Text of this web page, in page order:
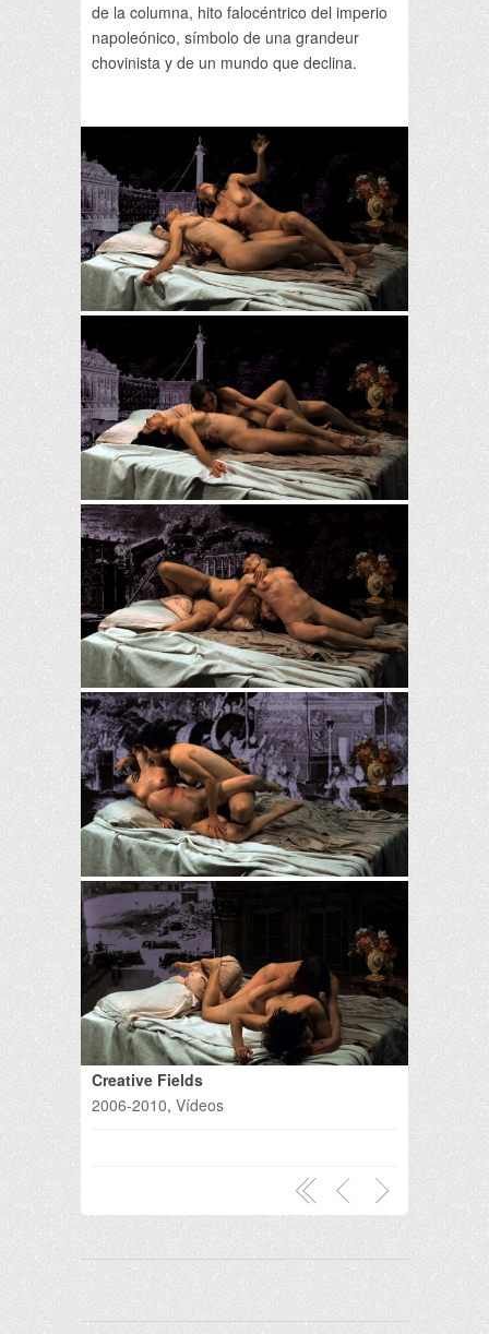
de la columna, hito falocéntrico del imperio
napoleónico, símbolo de una grandeur
chovinista y de un mundo que declina.
Creative Fields
2006-2010, Vídeos